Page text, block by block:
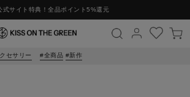
式サイト特典！全品ポイント5%還元
セサリー 全商品 新作